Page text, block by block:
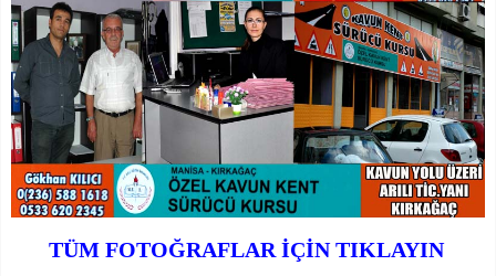
TÜM FOTOĞRAFLAR İÇİN TIKLAYIN